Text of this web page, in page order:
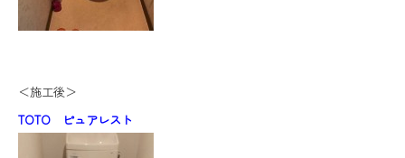
＜施工後＞
TOTO ピュアレスト